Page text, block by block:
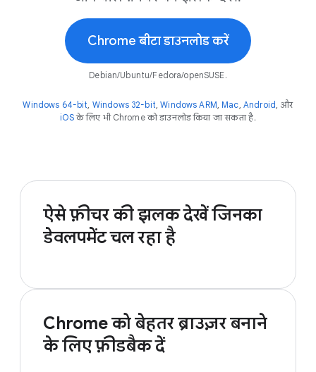
Chrome बीटा डाउनलोड करें
Debian/Ubuntu/Fedora/openSUSE.
Windows 64-bit, Windows 32-bit,Windows ARM, Mac, Android , और
iOSके लिए भी Chrome को डाउनलोड किया जा सकता है.
ऐसे फ़ीचर की झलक देखें जिनका
डेवलपमेंट चल रहा है
Chrome को बेहतर ब्राउज़र बनाने
के लिए फ़ीडबैक दें